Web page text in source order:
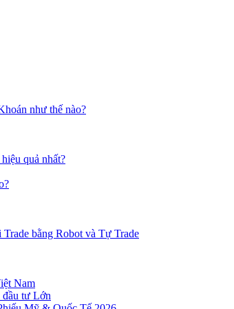
như thế nào?
quả nhất?
bằng Robot và Tự Trade
Nam
đầu tư Lớn